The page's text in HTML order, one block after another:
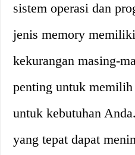
sistem operasi dan
jenis memory
kekurangan masing-
penting untuk
untuk kebutuhan
yang tepat dapat